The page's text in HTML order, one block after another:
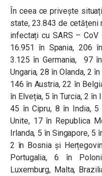
În ceea ce privește
state, 23.843 de
infectați cu SARS –
16.951 în Spania, 206
3.125 în Germania, 97
Ungaria, 28 în Olanda, 2
146 în Austria, 22 în
în Elveția, 5 în Turcia, 2 în
45 în Cipru, 8 în India, 5
Unite, 17 în Republica
Irlanda, 5 în Singapore, 5
2 în Bosnia și
Portugalia, 6 în
Luxemburg, Malta,